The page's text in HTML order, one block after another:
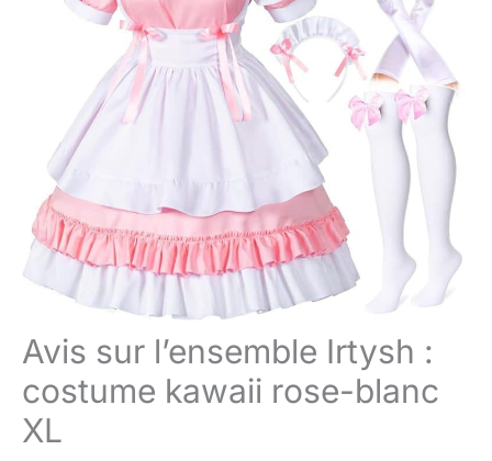
Avis sur l’ensemble Irtysh :
costume kawaii rose-blanc
XL